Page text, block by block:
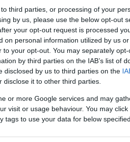
third parties, or processing of your
by us, please use the below opt-out
your opt-out request is processed
on personal information utilized by us
your opt-out. You may separately
by third parties on the IAB’s list of
disclosed by us to third parties on the
disclose it to other third parties.
or more Google services and may
visit or usage behaviour. You may
tags to use your data for below
szóvivője, Kamal
miként vettek részt
koronavírus járvány elleni
miért fúj ránk a média
fel Musa a posztban,